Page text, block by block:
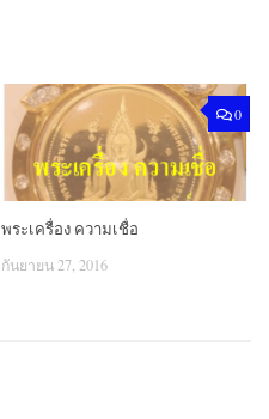
0
พระเครื่อง ความเชื่อ
กันยายน 27, 2016